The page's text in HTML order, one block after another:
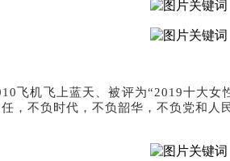
飞机飞上蓝天、被评为“2019十大
，不负时代，不负韶华，不负党和人